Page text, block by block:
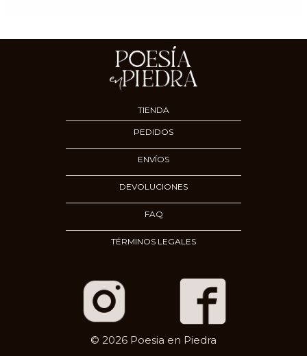
TIENDA
PEDIDOS
ENVÍOS
DEVOLUCIONES
FAQ
TÉRMINOS LEGALES
© 2026 Poesia en Piedra